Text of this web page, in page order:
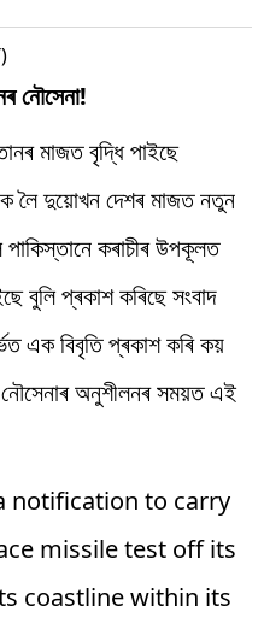
নৌসেনা!
মাজত বৃদ্ধি পাইছে
লৈ দুয়োখন দেশৰ মাজত নতুন
কৰাচীৰ উপকূলত
বুলি প্ৰকাশ কৰিছে সংবাদ
এক বিবৃতি প্ৰকাশ কৰি কয়
অনুশীলনৰ সময়ত এই
notification to carry
missile test off its
coastline within its